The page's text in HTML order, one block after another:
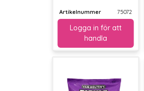
Artikelnummer 75072